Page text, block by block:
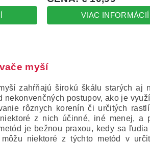
myší
zahŕňajú širokú škálu starých aj
nekonvenčných postupov, ako je
rôznych korenín či určitých
z nich účinné, iné menej,
je bežnou praxou, kedy sa
niektoré z týchto metód v